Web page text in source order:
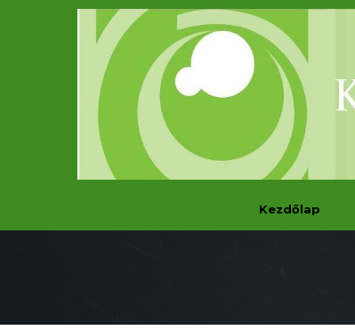
Kezdőlap